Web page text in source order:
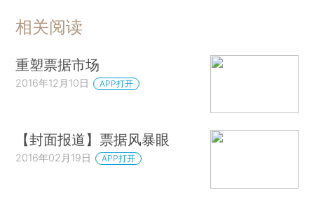
相关阅读
重塑票据市场
2016年12月10日 APP打开
【封面报道】票据风暴眼
2016年02月19日 APP打开